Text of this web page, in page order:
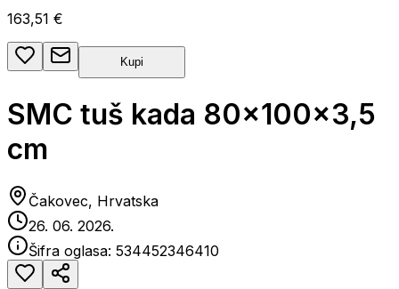
163,51 €
Kupi
SMC tuš kada 80x100x3,5
cm
Čakovec, Hrvatska
26. 06. 2026.
Šifra oglasa: 534452346410